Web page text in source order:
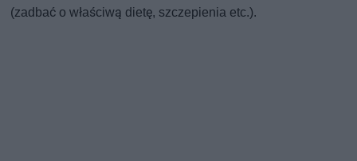
(zadbać o właściwą dietę, szczepienia etc.).